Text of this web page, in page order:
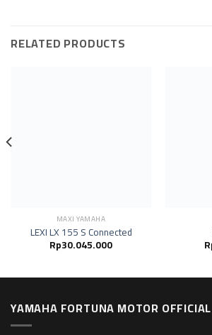
RELATED PRODUCTS
MAXI YAMAHA
LEXI LX 155 S Connected
Rp30.045.000
YAMAHA FORTUNA MOTOR OFFICIAL